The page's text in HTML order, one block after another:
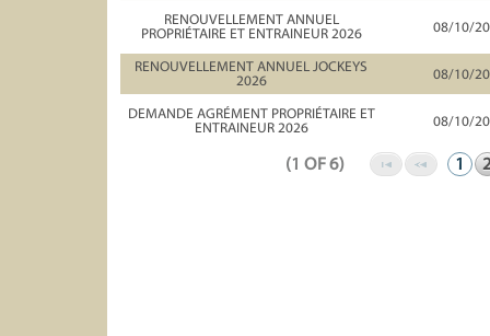
RENOUVELLEMENT ANNUEL
PROPRIÉTAIRE ET ENTRAINEUR 2026
08/10/
RENOUVELLEMENT ANNUEL JOCKEYS
2026
08/10/
DEMANDE AGRÉMENT PROPRIÉTAIRE ET
ENTRAINEUR 2026
08/10/
(1 OF 6) 1